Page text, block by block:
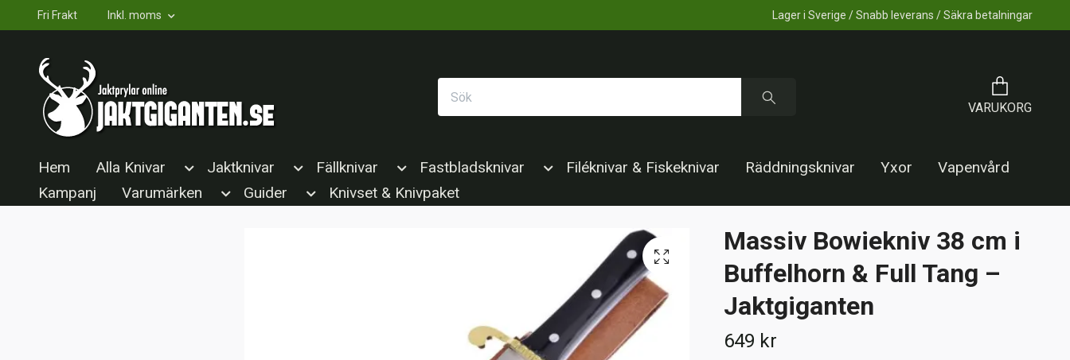
Fri Frakt Inkl. moms Lager i Sverige / Snabb leverans / Säkra betalningar
VARUKORG
Hem Alla Knivar Jaktknivar Fällknivar Fastbladsknivar Filéknivar & Fiskeknivar Räddningsknivar Yxor
Vapenvård
Kampanj
Varumärken Guider Knivset & Knivpaket
Massiv Bowiekniv 38 cm i
Buffelhorn & Full Tang –
Jaktgiganten
649 kr